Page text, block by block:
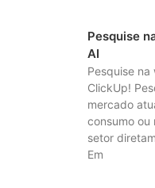
Pesquise
AI
Pesquise
ClickUp!
mercado
consumo ou
setor
Em